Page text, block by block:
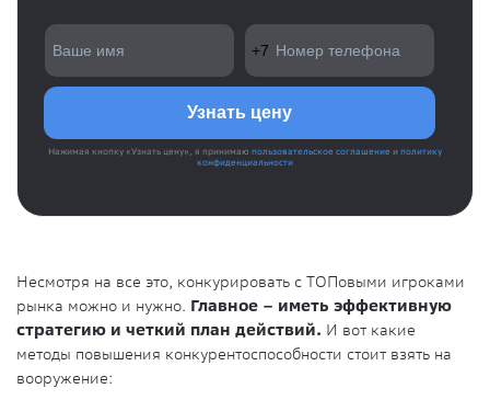
Нажимая кнопку «Узнать цену», я принимаю пользовательское соглашение и политику
конфиденциальности
Несмотря на все это, конкурировать с ТОПовыми игроками
рынка можно и нужно. Главное – иметь эффективную
стратегию и четкий план действий. И вот какие
методы повышения конкурентоспособности стоит взять на
вооружение: